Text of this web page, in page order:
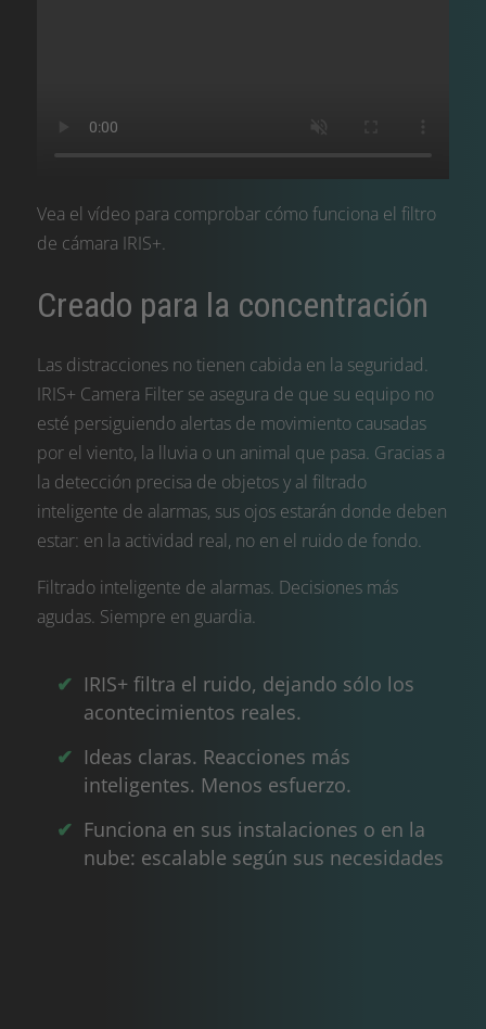
Vea el vídeo para comprobar cómo funciona el filtro
de cámara IRIS+.
Creado para la concentración
Las distracciones no tienen cabida en la seguridad.
IRIS+ Camera Filter se asegura de que su equipo no
esté persiguiendo alertas de movimiento causadas
por el viento, la lluvia o un animal que pasa. Gracias a
la detección precisa de objetos y al filtrado
inteligente de alarmas, sus ojos estarán donde deben
estar: en la actividad real, no en el ruido de fondo.
Filtrado inteligente de alarmas. Decisiones más
agudas. Siempre en guardia.
IRIS+ filtra el ruido, dejando sólo los
acontecimientos reales.
Ideas claras. Reacciones más
inteligentes. Menos esfuerzo.
Funciona en sus instalaciones o en la
nube: escalable según sus necesidades